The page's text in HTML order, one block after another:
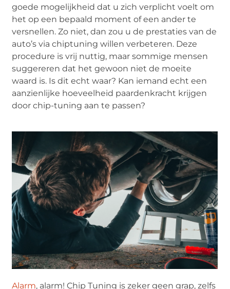
goede mogelijkheid dat u zich verplicht voelt om
het op een bepaald moment of een ander te
versnellen. Zo niet, dan zou u de prestaties van de
auto’s via chiptuning willen verbeteren. Deze
procedure is vrij nuttig, maar sommige mensen
suggereren dat het gewoon niet de moeite
waard is. Is dit echt waar? Kan iemand echt een
aanzienlijke hoeveelheid paardenkracht krijgen
door chip-tuning aan te passen?
Alarm, alarm! Chip Tuning is zeker geen grap, zelfs